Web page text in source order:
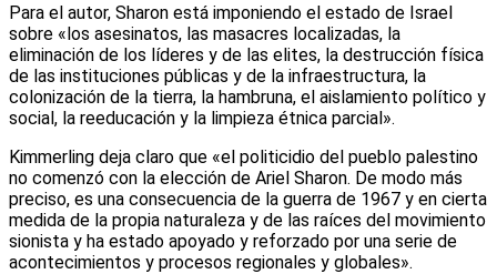
Para el autor, Sharon está imponiendo el estado de Israel
sobre «los asesinatos, las masacres localizadas, la
eliminación de los líderes y de las elites, la destrucción física
de las instituciones públicas y de la infraestructura, la
colonización de la tierra, la hambruna, el aislamiento político y
social, la reeducación y la limpieza étnica parcial».
Kimmerling deja claro que «el politicidio del pueblo palestino
no comenzó con la elección de Ariel Sharon. De modo más
preciso, es una consecuencia de la guerra de 1967 y en cierta
medida de la propia naturaleza y de las raíces del movimiento
sionista y ha estado apoyado y reforzado por una serie de
acontecimientos y procesos regionales y globales».